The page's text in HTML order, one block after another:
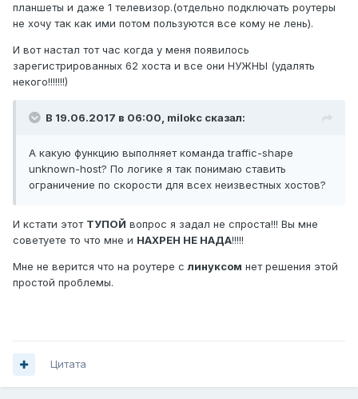
планшеты и даже 1 телевизор.(отдельно подключать роутеры
не хочу так как ими потом пользуются все кому не лень).
И вот настал тот час когда у меня появилось
зарегистрированных 62 хоста и все они НУЖНЫ (удалять
некого!!!!!!!)
В 19.06.2017 в 06:00, milokc сказал:
А какую функцию выполняет команда traffic-shape
unknown-host? По логике я так понимаю ставить
ограничение по скорости для всех неизвестных хостов?
И кстати этот ТУПОЙ вопрос я задал не спроста!!! Вы мне
советуете то что мне и НАХРЕН НЕ НАДА!!!!!
Мне не верится что на роутере слинуксом нет решения этой
простой проблемы.
Цитата